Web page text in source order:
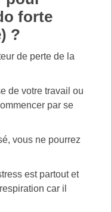
forte
?
de perte de la
de votre travail ou
par se
vous ne pourrez
est partout et
car il